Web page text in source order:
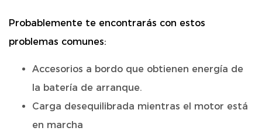
Probablemente te encontrarás con estos
problemas comunes:
Accesorios a bordo que obtienen energía de
la batería de arranque.
Carga desequilibrada mientras el motor está
en marcha